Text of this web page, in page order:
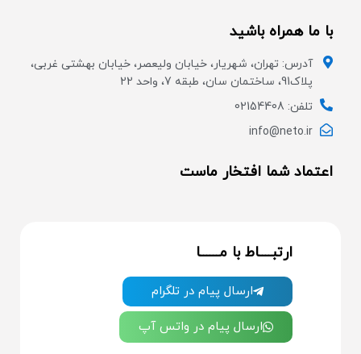
با ما همراه باشید
آدرس: تهران، شهریار، خیابان ولیعصر، خیابان بهشتی غربی،
پلاک91، ساختمان سان، طبقه 7، واحد 22
تلفن: 02154408
info@neto.ir
اعتماد شما افتخار ماست
ارتبــــاط با مــــــا
ارسال پیام در تلگرام
ارسال پیام در واتس آپ